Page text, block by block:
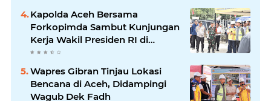
Kapolda Aceh Bersama
Forkopimda Sambut Kunjungan
Kerja Wakil Presiden RI di
Kabupaten Bireuen
Wapres Gibran Tinjau Lokasi
Bencana di Aceh, Didampingi
Wagub Dek Fadh